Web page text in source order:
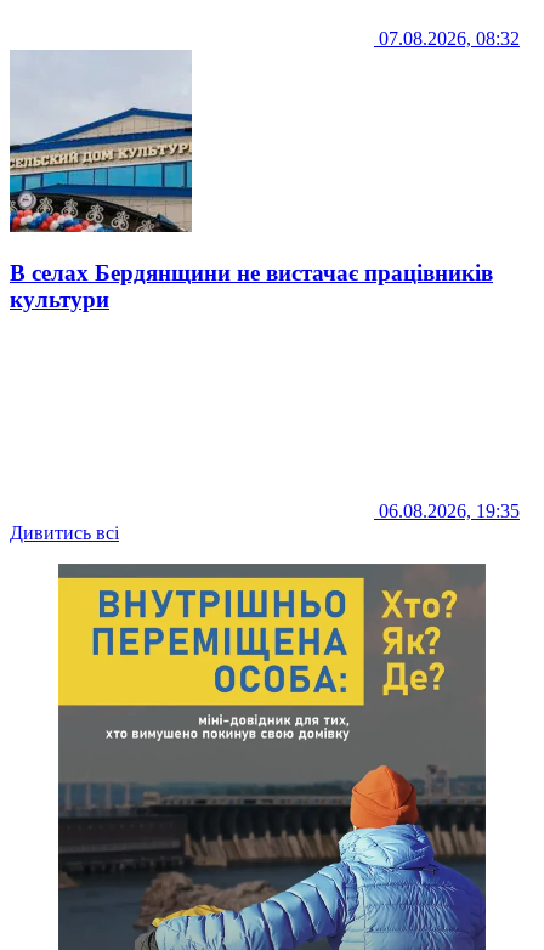
07.08.2026, 08:32
В селах Бердянщини не вистачає працівників
культури
06.08.2026, 19:35
Дивитись всі